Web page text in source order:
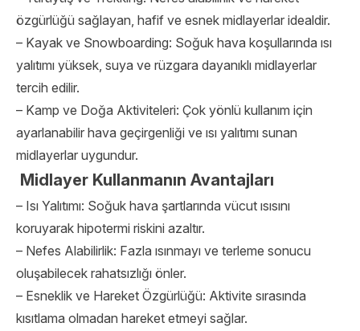
özgürlüğü sağlayan, hafif ve esnek midlayerlar idealdir.
– Kayak ve Snowboarding: Soğuk hava koşullarında ısı
yalıtımı yüksek, suya ve rüzgara dayanıklı midlayerlar
tercih edilir.
– Kamp ve Doğa Aktiviteleri: Çok yönlü kullanım için
ayarlanabilir hava geçirgenliği ve ısı yalıtımı sunan
midlayerlar uygundur.
Midlayer Kullanmanın Avantajları
– Isı Yalıtımı: Soğuk hava şartlarında vücut ısısını
koruyarak hipotermi riskini azaltır.
– Nefes Alabilirlik: Fazla ısınmayı ve terleme sonucu
oluşabilecek rahatsızlığı önler.
– Esneklik ve Hareket Özgürlüğü: Aktivite sırasında
kısıtlama olmadan hareket etmeyi sağlar.